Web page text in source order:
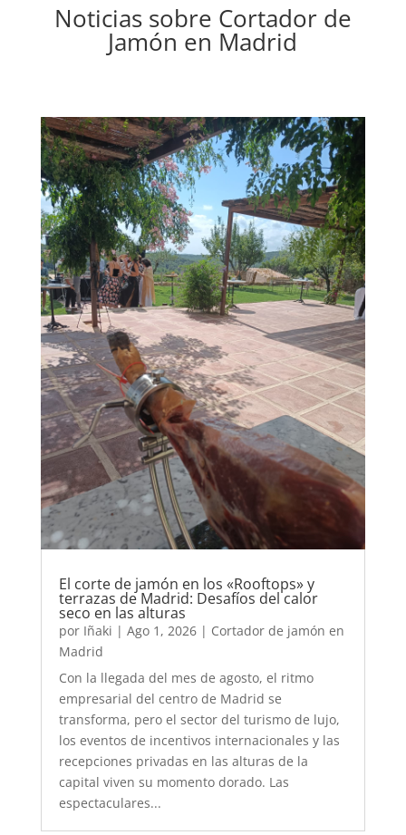
Noticias sobre Cortador de
Jamón en Madrid
El corte de jamón en los «Rooftops» y
terrazas de Madrid: Desafíos del calor
seco en las alturas
por Iñaki | Ago 1, 2026| Cortador de jamón en
Madrid
Con la llegada del mes de agosto, el ritmo
empresarial del centro de Madrid se
transforma, pero el sector del turismo de lujo,
los eventos de incentivos internacionales y las
recepciones privadas en las alturas de la
capital viven su momento dorado. Las
espectaculares...